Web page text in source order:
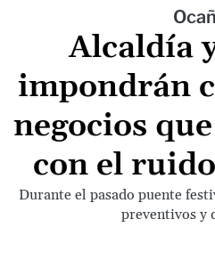
Alcaldía
impondrán
negocios
con el
Durante el pasado puente
preventivos y